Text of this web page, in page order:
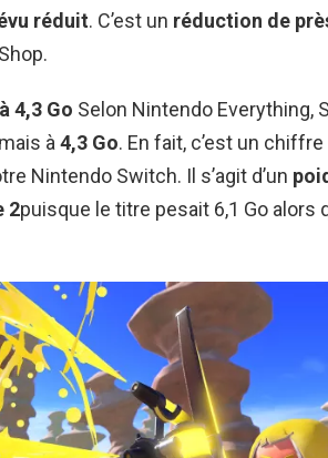
réduit. C’est un réduction de
4,3 Go Selon Nintendo Everything,
à 4,3 Go. En fait, c’est un chiffre
Nintendo Switch. Il s’agit d’un
2puisque le titre pesait 6,1 Go alors